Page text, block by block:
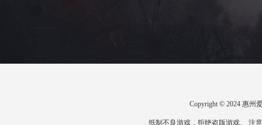
Copyright © 2024 惠州
抵制不良游戏，拒绝盗版游戏。 注